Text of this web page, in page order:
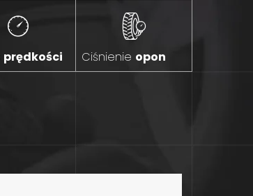
prędkości Ciśnienie opon